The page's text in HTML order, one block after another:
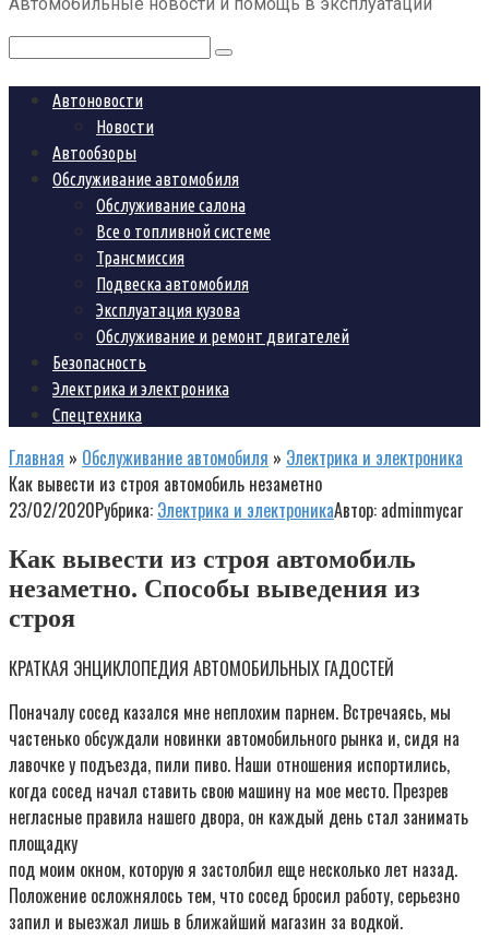
Поиск:
Автоновости
Новости
Автообзоры
Обслуживание автомобиля
Обслуживание салона
Все о топливной системе
Трансмиссия
Подвеска автомобиля
Эксплуатация кузова
Обслуживание и ремонт двигателей
Безопасность
Электрика и электроника
Спецтехника
Главная » Обслуживание автомобиля » Электрика и электроника
Как вывести из строя автомобиль незаметно
23/02/2020Рубрика: Электрика и электроникаАвтор: adminmycar
Как вывести из строя автомобиль
незаметно. Способы выведения из
строя
КРАТКАЯ ЭHЦИКЛОПЕДИЯ АВТОМОБИЛЬHЫХ ГАДОСТЕЙ
Поначалу сосед казался мне неплохим парнем. Встречаясь, мы
частенько обсуждали новинки автомобильного рынка и, сидя на
лавочке у подъезда, пили пиво. Hаши отношения испортились,
когда сосед начал ставить свою машину на мое место. Презрев
негласные правила нашего двора, он каждый день стал занимать
площадку
под моим окном, которую я застолбил еще несколько лет назад.
Положение осложнялось тем, что сосед бросил работу, серьезно
запил и выезжал лишь в ближайший магазин за водкой.